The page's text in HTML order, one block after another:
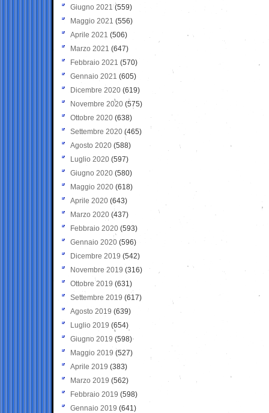
Giugno 2021(559)
Maggio 2021 (556)
Aprile 2021 (506)
Marzo 2021 (647)
Febbraio 2021 (570)
Gennaio 2021 (605)
Dicembre 2020 (619)
Novembre 2020 (575)
Ottobre 2020 (638)
Settembre 2020(465)
Agosto 2020 (588)
Luglio 2020 (597)
Giugno 2020 (580)
Maggio 2020 (618)
Aprile 2020 (643)
Marzo 2020 (437)
Febbraio 2020 (593)
Gennaio 2020 (596)
Dicembre 2019 (542)
Novembre 2019 (316)
Ottobre 2019 (631)
Settembre 2019 (617)
Agosto 2019 (639)
Luglio 2019 (654)
Giugno 2019 (598)
Maggio 2019 (527)
Aprile 2019 (383)
Marzo 2019 (562)
Febbraio 2019 (598)
Gennaio 2019 (641)